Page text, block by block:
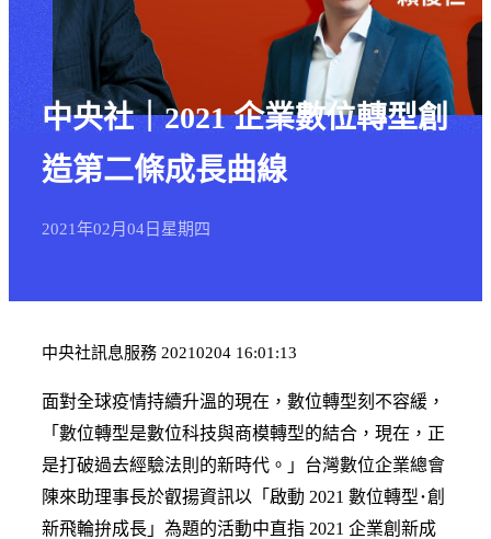
中央社｜2021 企業數位轉型創
造第二條成長曲線
2021年02月 04日 星期四
中央社訊息服務 20210204 16:01:13
面對全球疫情持續升溫的現在，數位轉型刻不容緩，
「數位轉型是數位科技與商模轉型的結合，現在，正
是打破過去經驗法則的新時代。」台灣數位企業總會
陳來助理事長於叡揚資訊以「啟動 2021 數位轉型･創
新飛輪拚成長」為題的活動中直指 2021 企業創新成